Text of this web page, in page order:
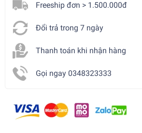
Freeship đơn > 1.500.000đ
Đổi trả trong 7 ngày
Thanh toán khi nhận hàng
Gọi ngay 0348323333